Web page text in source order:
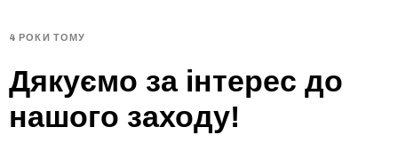
4 РОКИ ТОМУ
Дякуємо за інтерес до
нашого заходу!